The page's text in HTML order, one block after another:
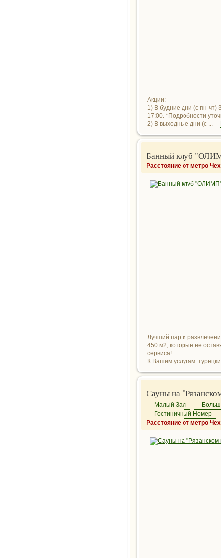
Акции:
1) В будние дни (с пн-чт)
17:00. *Подробности
2) В выходные дни (с ...
Банный клуб
Расстояние от метро
Лучший пар и
450 м2, которые не
сервиса!
К Вашим услугам:
Сауны на
Малый Зал
Гостиничный Номер
Расстояние от метро